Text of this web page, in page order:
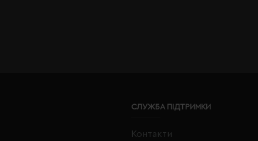
СЛУЖБА ПІДТРИМКИ
Контакти